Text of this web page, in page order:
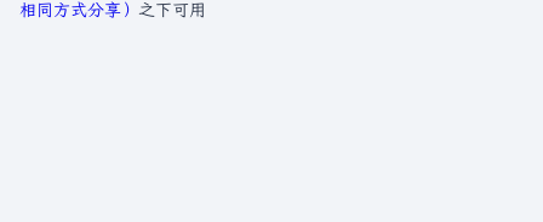
相同方式分享） 之下可用